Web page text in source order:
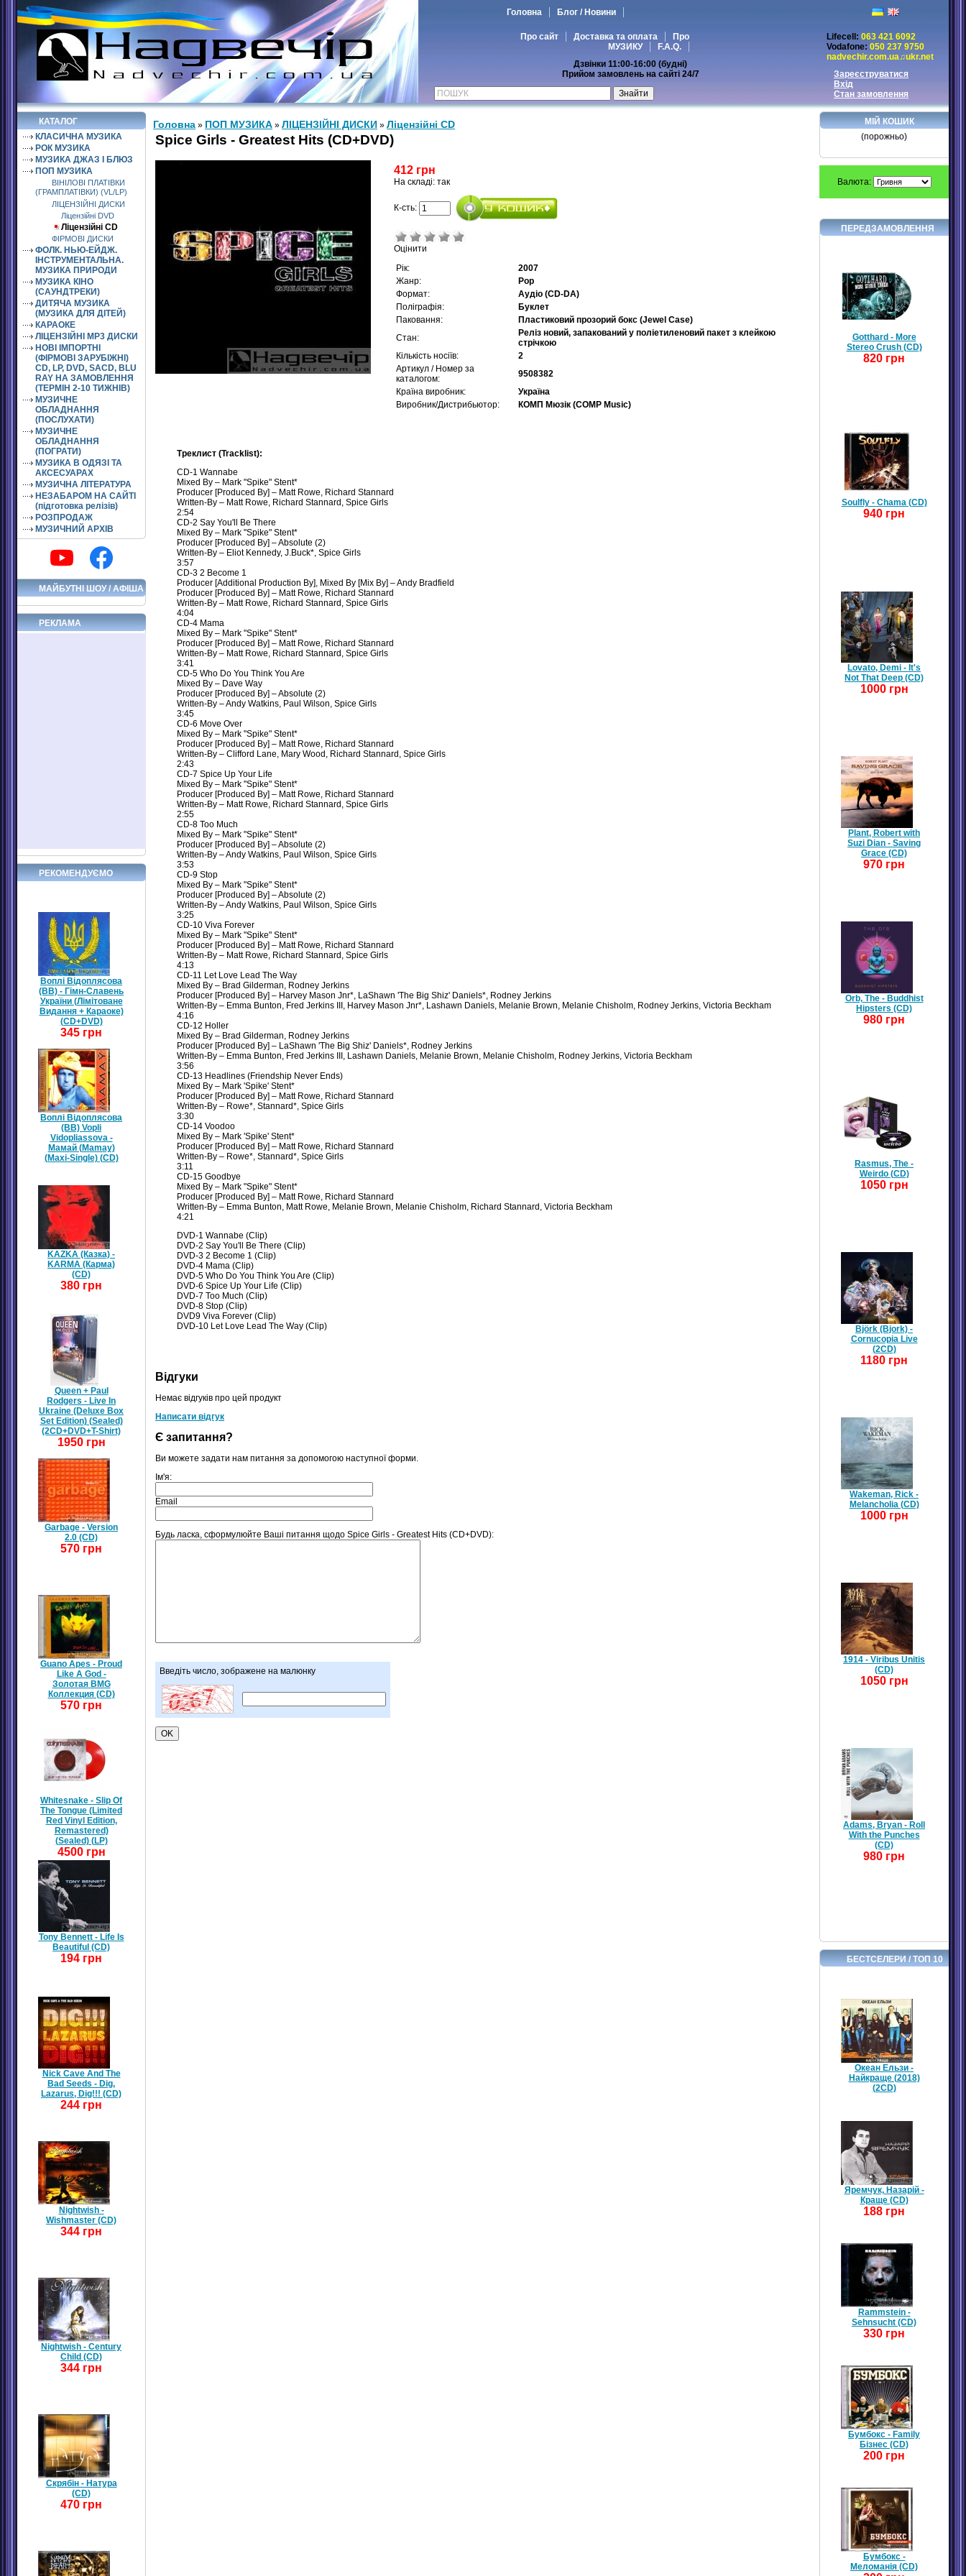
Головна Блог / Новини
Про сайт Доставка та оплата
Про
МУЗИКУ
F.A.Q.
Дзвінки 11:00-16:00 (будні)
Прийом замовлень на сайті 24/7
Lifecell: 063 421 6092
Vodafone: 050 237 9750
nadvechir.com.ua♫ukr.net
Зареєструватися
Вхід
Стан замовлення
КАТАЛОГ
КЛАСИЧНА МУЗИКА
РОК МУЗИКА
МУЗИКА ДЖАЗ І БЛЮЗ
ПОП МУЗИКА
ВІНІЛОВІ ПЛАТІВКИ
(ГРАМПЛАТІВКИ) (VL/LP)
ЛІЦЕНЗІЙНІ ДИСКИ
Ліцензійні DVD
Ліцензійні СD
ФІРМОВІ ДИСКИ
ФОЛК. НЬЮ-ЕЙДЖ.
ІНСТРУМЕНТАЛЬНА.
МУЗИКА ПРИРОДИ
МУЗИКА КІНО
(САУНДТРЕКИ)
ДИТЯЧА МУЗИКА
(МУЗИКА ДЛЯ ДІТЕЙ)
КАРАОКЕ
ЛІЦЕНЗІЙНІ MP3 ДИСКИ
НОВІ ІМПОРТНІ
(ФІРМОВІ ЗАРУБІЖНІ)
CD, LP, DVD, SACD, BLU
RAY НА ЗАМОВЛЕННЯ
(ТЕРМІН 2-10 ТИЖНІВ)
МУЗИЧНЕ
ОБЛАДНАННЯ
(ПОСЛУХАТИ)
МУЗИЧНЕ
ОБЛАДНАННЯ
(ПОГРАТИ)
МУЗИКА В ОДЯЗІ ТА
АКСЕСУАРАХ
МУЗИЧНА ЛІТЕРАТУРА
НЕЗАБАРОМ НА САЙТІ
(підготовка релізів)
РОЗПРОДАЖ
МУЗИЧНИЙ АРХІВ
МАЙБУТНІ ШОУ / АФІША
РЕКЛАМА
РЕКОМЕНДУЄМО
Воплі Відоплясова
(ВВ) - Гімн-Славень
України (Лімітоване
Видання + Караоке)
(CD+DVD)
345 грн
Воплі Відоплясова
(ВВ) Vopli
Vidopliassova -
Мамай (Mamay)
(Maxi-Single) (CD)
KAZKA (Казка) -
KARMA (Карма)
(CD)
380 грн
Queen + Paul
Rodgers - Live In
Ukraine (Deluxe Box
Set Edition) (Sealed)
(2CD+DVD+T-Shirt)
1950 грн
Garbage - Version
2.0 (CD)
570 грн
Guano Apes - Proud
Like A God -
Золотая BMG
Коллекция (CD)
570 грн
Whitesnake - Slip Of
The Tongue (Limited
Red Vinyl Edition,
Remastered)
(Sealed) (LP)
4500 грн
Tony Bennett - Life Is
Beautiful (CD)
194 грн
Nick Cave And The
Bad Seeds - Dig,
Lazarus, Dig!!! (CD)
244 грн
Nightwish -
Wishmaster (CD)
344 грн
Nightwish - Century
Child (CD)
344 грн
Скрябін - Натура
(CD)
470 грн
Головна » ПОП МУЗИКА » ЛІЦЕНЗІЙНІ ДИСКИ » Ліцензійні СD
Spice Girls - Greatest Hits (CD+DVD)
412 грн
На складі: так
К-сть:
Оцінити
Рік:
2007
Жанр:
Pop
Формат:
Аудіо (CD-DA)
Поліграфія:
Буклет
Паковання:
Пластиковий прозорий бокс (Jewel Case)
Стан:
Реліз новий, запакований у поліетиленовий пакет з клейкою
стрічкою
Кількість носіїв:
2
Артикул / Номер за
каталогом:
9508382
Країна виробник:
Україна
Виробник/Дистрибьютор:
КОМП Мюзік (COMP Music)
Треклист (Tracklist):
CD-1 Wannabe
Mixed By – Mark "Spike" Stent*
Producer [Produced By] – Matt Rowe, Richard Stannard
Written-By – Matt Rowe, Richard Stannard, Spice Girls
2:54
CD-2 Say You'll Be There
Mixed By – Mark "Spike" Stent*
Producer [Produced By] – Absolute (2)
Written-By – Eliot Kennedy, J.Buck*, Spice Girls
3:57
CD-3 2 Become 1
Producer [Additional Production By], Mixed By [Mix By] – Andy Bradfield
Producer [Produced By] – Matt Rowe, Richard Stannard
Written-By – Matt Rowe, Richard Stannard, Spice Girls
4:04
CD-4 Mama
Mixed By – Mark "Spike" Stent*
Producer [Produced By] – Matt Rowe, Richard Stannard
Written-By – Matt Rowe, Richard Stannard, Spice Girls
3:41
CD-5 Who Do You Think You Are
Mixed By – Dave Way
Producer [Produced By] – Absolute (2)
Written-By – Andy Watkins, Paul Wilson, Spice Girls
3:45
CD-6 Move Over
Mixed By – Mark "Spike" Stent*
Producer [Produced By] – Matt Rowe, Richard Stannard
Written-By – Clifford Lane, Mary Wood, Richard Stannard, Spice Girls
2:43
CD-7 Spice Up Your Life
Mixed By – Mark "Spike" Stent*
Producer [Produced By] – Matt Rowe, Richard Stannard
Written-By – Matt Rowe, Richard Stannard, Spice Girls
2:55
CD-8 Too Much
Mixed By – Mark "Spike" Stent*
Producer [Produced By] – Absolute (2)
Written-By – Andy Watkins, Paul Wilson, Spice Girls
3:53
CD-9 Stop
Mixed By – Mark "Spike" Stent*
Producer [Produced By] – Absolute (2)
Written-By – Andy Watkins, Paul Wilson, Spice Girls
3:25
CD-10 Viva Forever
Mixed By – Mark "Spike" Stent*
Producer [Produced By] – Matt Rowe, Richard Stannard
Written-By – Matt Rowe, Richard Stannard, Spice Girls
4:13
CD-11 Let Love Lead The Way
Mixed By – Brad Gilderman, Rodney Jerkins
Producer [Produced By] – Harvey Mason Jnr*, LaShawn 'The Big Shiz' Daniels*, Rodney Jerkins
Written-By – Emma Bunton, Fred Jerkins III, Harvey Mason Jnr*, Lashawn Daniels, Melanie Brown, Melanie Chisholm, Rodney Jerkins, Victoria Beckham
4:16
CD-12 Holler
Mixed By – Brad Gilderman, Rodney Jerkins
Producer [Produced By] – LaShawn 'The Big Shiz' Daniels*, Rodney Jerkins
Written-By – Emma Bunton, Fred Jerkins III, Lashawn Daniels, Melanie Brown, Melanie Chisholm, Rodney Jerkins, Victoria Beckham
3:56
CD-13 Headlines (Friendship Never Ends)
Mixed By – Mark 'Spike' Stent*
Producer [Produced By] – Matt Rowe, Richard Stannard
Written-By – Rowe*, Stannard*, Spice Girls
3:30
CD-14 Voodoo
Mixed By – Mark 'Spike' Stent*
Producer [Produced By] – Matt Rowe, Richard Stannard
Written-By – Rowe*, Stannard*, Spice Girls
3:11
CD-15 Goodbye
Mixed By – Mark "Spike" Stent*
Producer [Produced By] – Matt Rowe, Richard Stannard
Written-By – Emma Bunton, Matt Rowe, Melanie Brown, Melanie Chisholm, Richard Stannard, Victoria Beckham
4:21
DVD-1 Wannabe (Clip)
DVD-2 Say You'll Be There (Clip)
DVD-3 2 Become 1 (Clip)
DVD-4 Mama (Clip)
DVD-5 Who Do You Think You Are (Clip)
DVD-6 Spice Up Your Life (Clip)
DVD-7 Too Much (Clip)
DVD-8 Stop (Clip)
DVD9 Viva Forever (Clip)
DVD-10 Let Love Lead The Way (Clip)
Відгуки
Немає відгуків про цей продукт
Написати відгук
Є запитання?
Ви можете задати нам питання за допомогою наступної форми.
Ім'я:
Email
Будь ласка, сформулюйте Ваші питання щодо Spice Girls - Greatest Hits (CD+DVD):
Введіть число, зображене на малюнку
МІЙ КОШИК
(порожньо)
Валюта:
ПЕРЕДЗАМОВЛЕННЯ
Gotthard - More
Stereo Crush (CD)
820 грн
Soulfly - Chama (CD)
940 грн
Lovato, Demi - It's
Not That Deep (CD)
1000 грн
Plant, Robert with
Suzi Dian - Saving
Grace (CD)
970 грн
Orb, The - Buddhist
Hipsters (CD)
980 грн
Rasmus, The -
Weirdo (CD)
1050 грн
Björk (Bjork) -
Cornucopia Live
(2CD)
1180 грн
Wakeman, Rick -
Melancholia (CD)
1000 грн
1914 - Viribus Unitis
(CD)
1050 грн
Adams, Bryan - Roll
With the Punches
(CD)
980 грн
БЕСТСЕЛЕРИ / ТОП 10
Океан Ельзи -
Найкраще (2018)
(2CD)
Яремчук, Назарій -
Краще (CD)
188 грн
Rammstein -
Sehnsucht (CD)
330 грн
Бумбокс - Family
Бізнес (CD)
200 грн
Бумбокс -
Меломанія (CD)